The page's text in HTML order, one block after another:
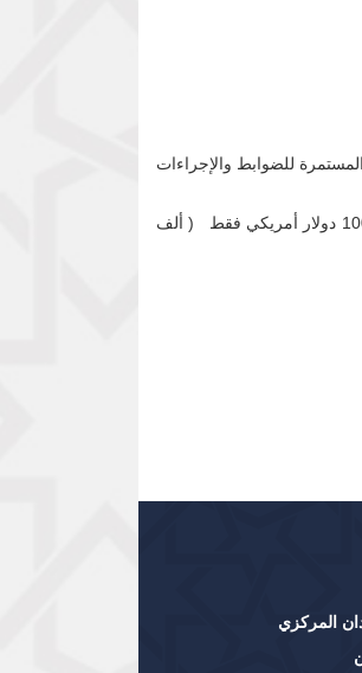
الأجنبي لسنة 1999م المعدلة لسنة 2003م، وفى إطار المراجعة المستمرة للضوابط والإجراءات
أن تقوم المصارف بالبيع لغرض السفر لكل من المملكة الأردنية الهاشمية والجمهورية العربية السورية وجمهورية مصر العربية في حدود مبلغ لا يتجاوز 1000 دولار أمريكي فقط ( ألف
المركزي